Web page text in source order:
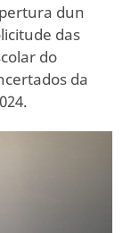
dun
das
do
da